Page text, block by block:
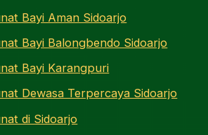
Bayi Aman Sidoarjo
Bayi Balongbendo Sidoarjo
Bayi Karangpuri
Dewasa Terpercaya Sidoarjo
di Sidoarjo